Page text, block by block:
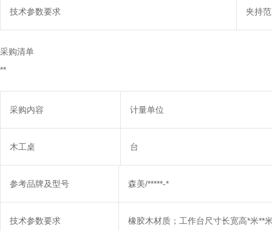
技术参数要求 夹持
采购清单
**
采购内容 计量单位
木工桌 台
参考品牌及型号 森美/*****-*
技术参数要求 橡胶木材质；工作台尺寸长宽高*米**